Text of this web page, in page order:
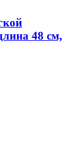
48 см,